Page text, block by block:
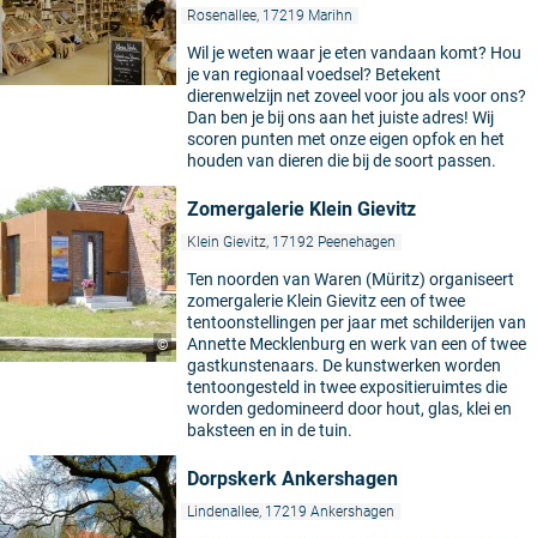
Rosenallee, 17219 Marihn
Wil je weten waar je eten vandaan komt? Hou
je van regionaal voedsel? Betekent
dierenwelzijn net zoveel voor jou als voor ons?
Dan ben je bij ons aan het juiste adres! Wij
scoren punten met onze eigen opfok en het
houden van dieren die bij de soort passen.
©
Zomergalerie Klein Gievitz
Klein Gievitz, 17192 Peenehagen
Ten noorden van Waren (Müritz) organiseert
zomergalerie Klein Gievitz een of twee
tentoonstellingen per jaar met schilderijen van
Annette Mecklenburg en werk van een of twee
gastkunstenaars. De kunstwerken worden
tentoongesteld in twee expositieruimtes die
worden gedomineerd door hout, glas, klei en
baksteen en in de tuin.
Dorpskerk Ankershagen
Lindenallee, 17219 Ankershagen